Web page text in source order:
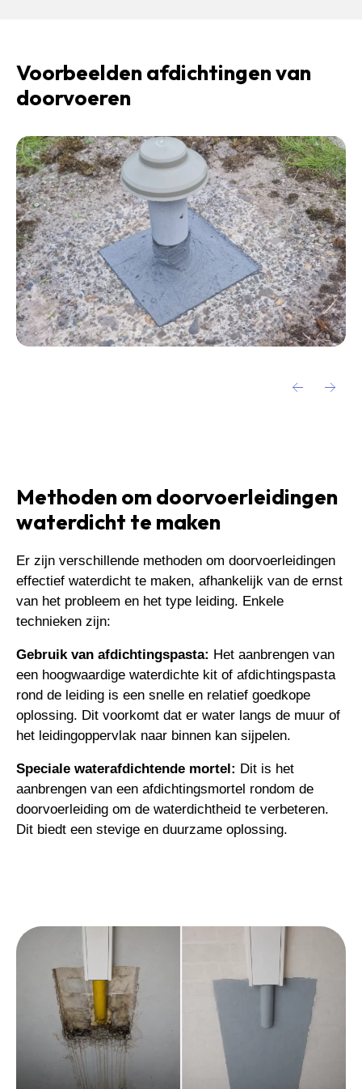
Voorbeelden afdichtingen van
doorvoeren
Methoden om doorvoerleidingen
waterdicht te maken
Er zijn verschillende methoden om doorvoerleidingen
effectief waterdicht te maken, afhankelijk van de ernst
van het probleem en het type leiding. Enkele
technieken zijn:
Gebruik van afdichtingspasta: Het aanbrengen van
een hoogwaardige waterdichte kit of afdichtingspasta
rond de leiding is een snelle en relatief goedkope
oplossing. Dit voorkomt dat er water langs de muur of
het leidingoppervlak naar binnen kan sijpelen.
Speciale waterafdichtende mortel: Dit is het
aanbrengen van een afdichtingsmortel rondom de
doorvoerleiding om de waterdichtheid te verbeteren.
Dit biedt een stevige en duurzame oplossing.